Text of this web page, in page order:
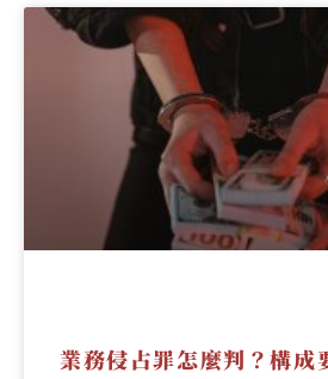
業務侵占罪怎麼判？構成